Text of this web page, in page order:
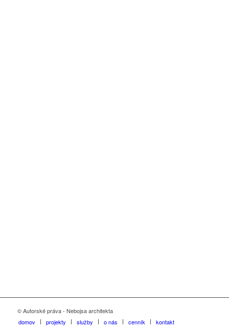
© Autorské práva - Nebojsa architekta
domov
projekty služby o nás cenník kontakt